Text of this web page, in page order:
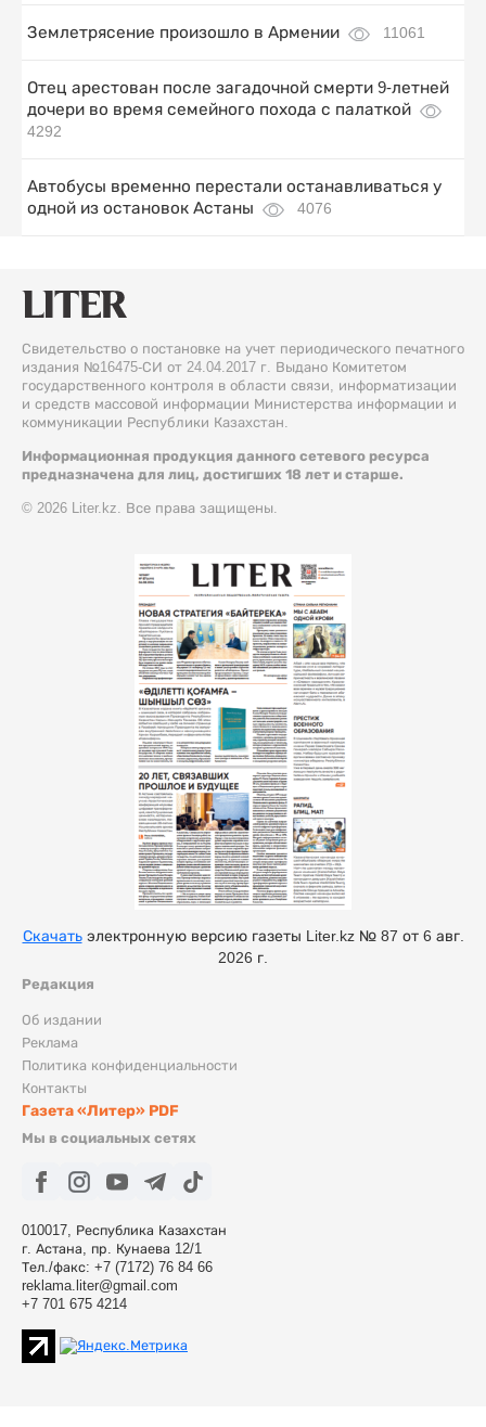
Землетрясение произошло в Армении 11061
Отец арестован после загадочной смерти 9-летней
дочери во время семейного похода с палаткой
4292
Автобусы временно перестали останавливаться у
одной из остановок Астаны
4076
Свидетельство о постановке на учет периодического печатного
издания №16475-СИ от 24.04.2017 г. Выдано Комитетом
государственного контроля в области связи, информатизации
и средств массовой информации Министерства информации и
коммуникации Республики Казахстан.
Информационная продукция данного сетевого ресурса
предназначена для лиц, достигших 18 лет и старше.
© 2026 Liter.kz. Все права защищены.
Редакция
Об издании
Реклама
Политика конфиденциальности
Контакты
Газета «Литер» PDF
Мы в социальных сетях
010017, Республика Казахстан
г. Астана, пр. Кунаева 12/1
Тел./факс: +7 (7172) 76 84 66
reklama.liter@gmail.com
+7 701 675 4214
Скачатьэлектронную версию газеты Liter.kz № 87 от 6 авг.
2026 г.